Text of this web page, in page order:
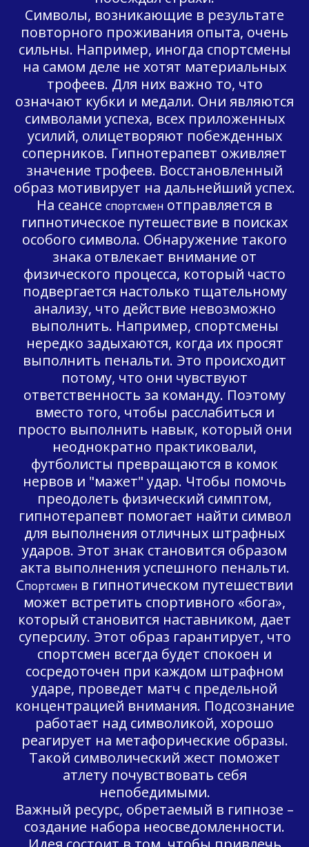
Символы, возникающие в результате
повторного проживания опыта, очень
сильны. Например, иногда спортсмены
на самом деле не хотят материальных
трофеев. Для них важно то, что
означают кубки и медали. Они являются
символами успеха, всех приложенных
усилий, олицетворяют побежденных
соперников. Гипнотерапевт оживляет
значение трофеев. Восстановленный
образ мотивирует на дальнейший успех.
На сеансе спортсмен отправляется в
гипнотическое путешествие в поисках
особого символа. Обнаружение такого
знака отвлекает внимание от
физического процесса, который часто
подвергается настолько тщательному
анализу, что действие невозможно
выполнить. Например, спортсмены
нередко задыхаются, когда их просят
выполнить пенальти. Это происходит
потому, что они чувствуют
ответственность за команду. Поэтому
вместо того, чтобы расслабиться и
просто выполнить навык, который они
неоднократно практиковали,
футболисты превращаются в комок
нервов и "мажет" удар. Чтобы помочь
преодолеть физический симптом,
гипнотерапевт помогает найти символ
для выполнения отличных штрафных
ударов. Этот знак становится образом
акта выполнения успешного пенальти.
Спортсмен в гипнотическом путешествии
может встретить спортивного «бога»,
который становится наставником, дает
суперсилу. Этот образ гарантирует, что
спортсмен всегда будет спокоен и
сосредоточен при каждом штрафном
ударе, проведет матч с предельной
концентрацией внимания. Подсознание
работает над символикой, хорошо
реагирует на метафорические образы.
Такой символический жест поможет
атлету почувствовать себя
непобедимыми.
Важный ресурс, обретаемый в гипнозе –
создание набора неосведомленности.